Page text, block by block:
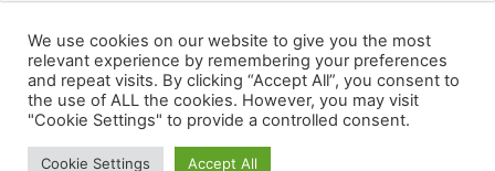
Diario El Oportuno 2022
Aviso de Privacidad
FacebookTwitter
We use cookies on our website to give you the most
relevant experience by remembering your preferences
and repeat visits. By clicking “Accept All”, you consent to
the use of ALL the cookies. However, you may visit
"Cookie Settings" to provide a controlled consent.
Cookie Settings Accept All